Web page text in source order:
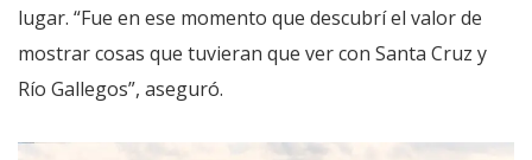
lugar. “Fue en ese momento que descubrí el valor de
mostrar cosas que tuvieran que ver con Santa Cruz y
Río Gallegos”, aseguró.